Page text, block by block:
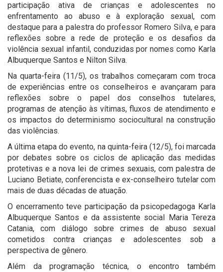
participação ativa de crianças e adolescentes no
enfrentamento ao abuso e à exploração sexual, com
destaque para a palestra do professor Romero Silva, e para
reflexões sobre a rede de proteção e os desafios da
violência sexual infantil, conduzidas por nomes como Karla
Albuquerque Santos e Nilton Silva.
Na quarta-feira (11/5), os trabalhos começaram com troca
de experiências entre os conselheiros e avançaram para
reflexões sobre o papel dos conselhos tutelares,
programas de atenção às vítimas, fluxos de atendimento e
os impactos do determinismo sociocultural na construção
das violências.
A última etapa do evento, na quinta-feira (12/5), foi marcada
por debates sobre os ciclos de aplicação das medidas
protetivas e a nova lei de crimes sexuais, com palestra de
Luciano Betiate, conferencista e ex-conselheiro tutelar com
mais de duas décadas de atuação.
O encerramento teve participação da psicopedagoga Karla
Albuquerque Santos e da assistente social Maria Tereza
Catania, com diálogo sobre crimes de abuso sexual
cometidos contra crianças e adolescentes sob a
perspectiva de gênero.
Além da programação técnica, o encontro também